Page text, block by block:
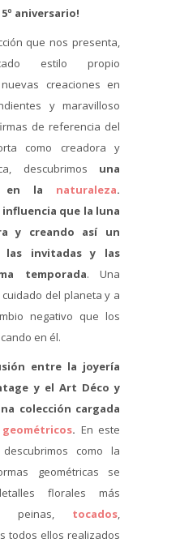
aniversario!
que nos presenta,
estilo propio
creaciones en
y maravilloso
de referencia del
como creadora y
descubrimos una
en la naturaleza.
que la luna
y creando así un
las invitadas y las
temporada. Una
del planeta y a
negativo que los
en él.
entre la joyería
y el Art Déco y
colección cargada
geométricos. En este
como la
geométricas se
florales más
peinas, tocados,
todos ellos realizados